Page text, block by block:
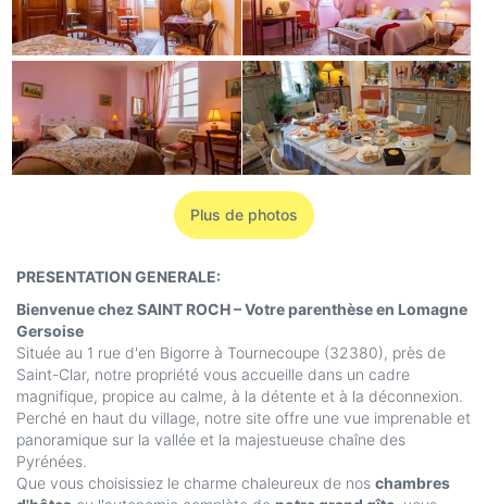
Plus de photos
PRESENTATION GENERALE:
Bienvenue chez SAINT ROCH – Votre parenthèse en Lomagne
Gersoise
Située au 1 rue d'en Bigorre à Tournecoupe (32380), près de
Saint-Clar, notre propriété vous accueille dans un cadre
magnifique, propice au calme, à la détente et à la déconnexion.
Perché en haut du village, notre site offre une vue imprenable et
panoramique sur la vallée et la majestueuse chaîne des
Pyrénées.
Que vous choisissiez le charme chaleureux de nos chambres